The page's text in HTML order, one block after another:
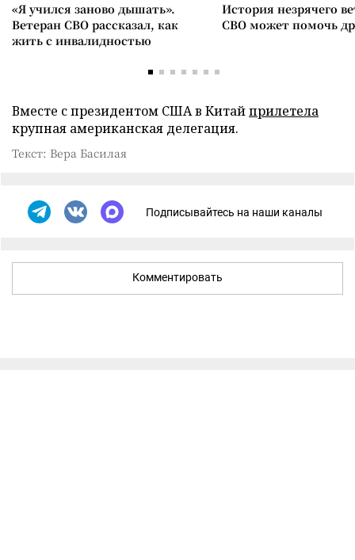
«Я учился заново дышать».
Ветеран СВО рассказал, как
жить с инвалидностью
История незрячего
СВО может помочь
Вместе с президентом США в Китайприлетела
крупная американская делегация.
Текст: Вера Басилая
Подписывайтесь на наши каналы
Комментировать